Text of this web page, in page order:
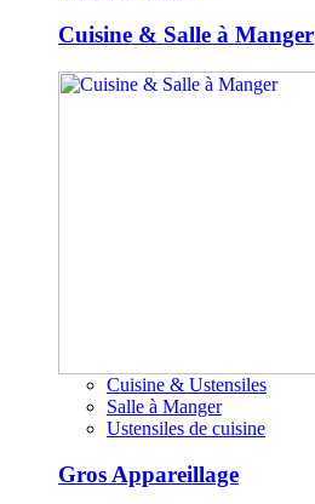
Cuisine & Salle à Manger
Cuisine & Ustensiles
Salle à Manger
Ustensiles de cuisine
Gros Appareillage